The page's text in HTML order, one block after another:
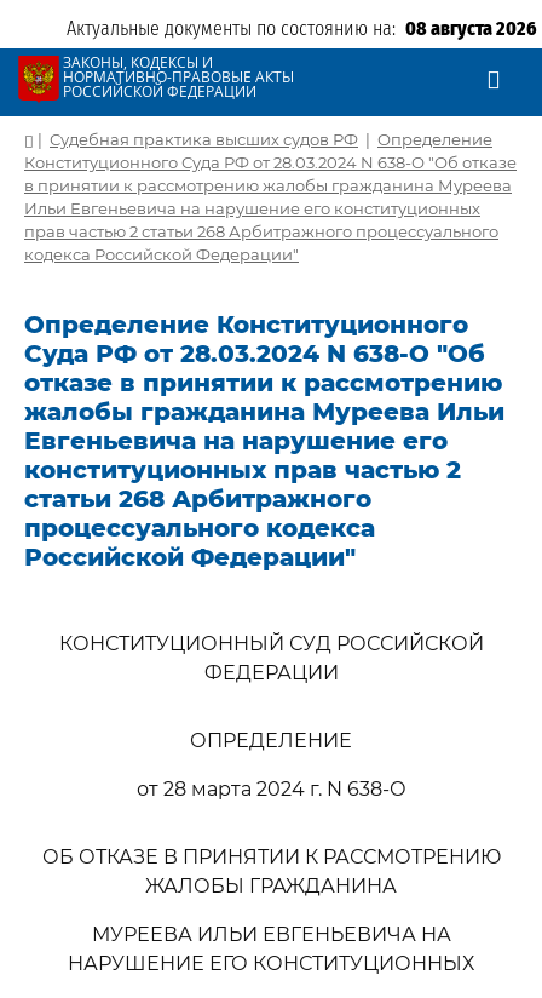
Актуальные документы по состоянию на: 08 августа 2026
ЗАКОНЫ, КОДЕКСЫ И
НОРМАТИВНО-ПРАВОВЫЕ АКТЫ
РОССИЙСКОЙ ФЕДЕРАЦИИ
| Судебная практика высших судов РФ | Определение
Конституционного Суда РФ от 28.03.2024 N 638-О "Об отказе
в принятии к рассмотрению жалобы гражданина Муреева
Ильи Евгеньевича на нарушение его конституционных
прав частью 2 статьи 268 Арбитражного процессуального
кодекса Российской Федерации"
Определение Конституционного
Суда РФ от 28.03.2024 N 638-О "Об
отказе в принятии к рассмотрению
жалобы гражданина Муреева Ильи
Евгеньевича на нарушение его
конституционных прав частью 2
статьи 268 Арбитражного
процессуального кодекса
Российской Федерации"
КОНСТИТУЦИОННЫЙ СУД РОССИЙСКОЙ
ФЕДЕРАЦИИ
ОПРЕДЕЛЕНИЕ
от 28 марта 2024 г. N 638-О
ОБ ОТКАЗЕ В ПРИНЯТИИ К РАССМОТРЕНИЮ
ЖАЛОБЫ ГРАЖДАНИНА
МУРЕЕВА ИЛЬИ ЕВГЕНЬЕВИЧА НА
НАРУШЕНИЕ ЕГО КОНСТИТУЦИОННЫХ